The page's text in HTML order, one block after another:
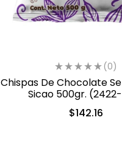
(0)
Chispas De Chocolate
Sicao 500gr.
$142.16